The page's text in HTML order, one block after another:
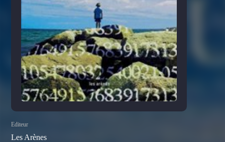
Editeur
Les Arènes